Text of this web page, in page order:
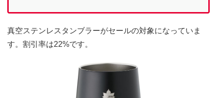
真空ステンレスタンブラーがセールの対象になっていま
す。割引率は22%です。